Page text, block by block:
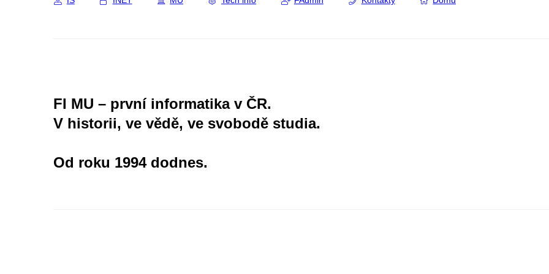
FI MU – první informatika v ČR.
V historii, ve vědě, ve svobodě studia.
Od roku 1994 dodnes.